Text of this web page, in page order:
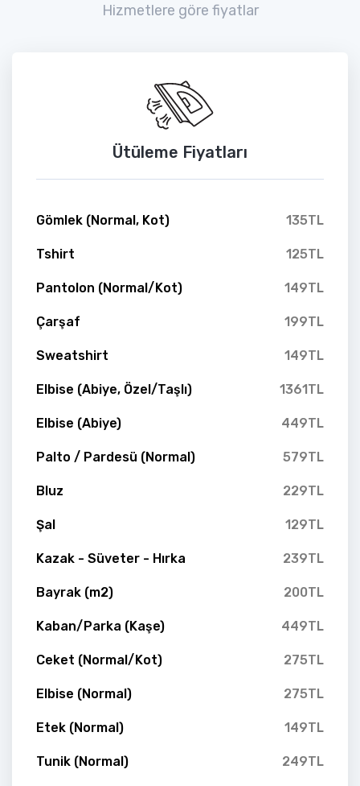
Hizmetlere göre fiyatlar
Ütüleme Fiyatları
Gömlek (Normal, Kot) 135TL
Tshirt 125TL
Pantolon (Normal/Kot) 149TL
Çarşaf 199TL
Sweatshirt 149TL
Elbise (Abiye, Özel/Taşlı) 1361TL
Elbise (Abiye) 449TL
Palto / Pardesü (Normal) 579TL
Bluz 229TL
Şal 129TL
Kazak - Süveter - Hırka 239TL
Bayrak (m2) 200TL
Kaban/Parka (Kaşe) 449TL
Ceket (Normal/Kot) 275TL
Elbise (Normal) 275TL
Etek (Normal) 149TL
Tunik (Normal) 249TL